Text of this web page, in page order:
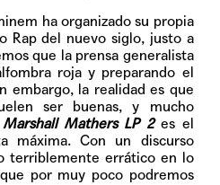
ha organizado su propia
Rap del nuevo siglo, justo a
que la prensa generalista
roja y preparando el
embargo, la realidad es que
ser buenas, y mucho
Mathers LP 2es el
máxima. Con un discurso
terriblemente errático en lo
por muy poco podremos